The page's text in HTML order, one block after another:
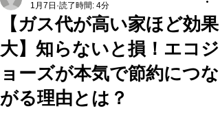
【ガス代が高い家ほど効果
大】知らないと損！エコジ
ョーズが本気で節約につな
がる理由とは？
1月7日 読了時間: 4分